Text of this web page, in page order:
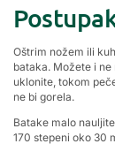
Oštrim nožem ili
bataka. Možete i
uklonite, tokom
ne bi gorela.
Batake malo
170 stepeni oko 30